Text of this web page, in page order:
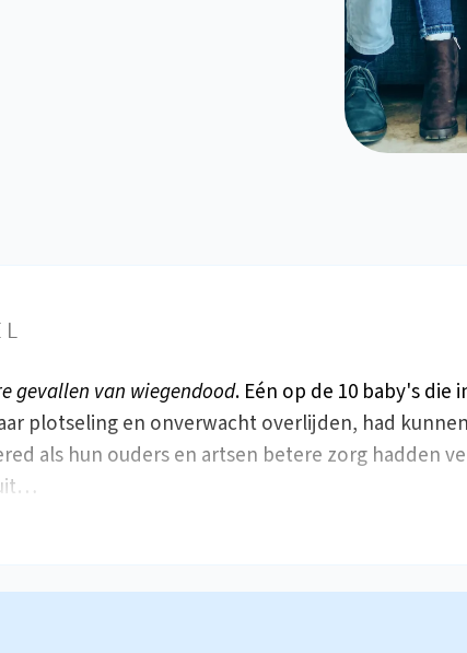
gevallen van wiegendood. Eén op de 10 baby's die
plotseling en onverwacht overlijden, had
als hun ouders en artsen betere zorg hadden